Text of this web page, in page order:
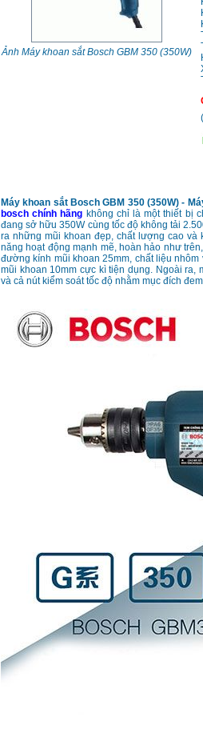
Ảnh Máy khoan sắt Bosch GBM 350 (350W)
(
Máy khoan sắt Bosch GBM 350 (350W) -
bosch chính hãng không chỉ là một thiết bị
đang sở hữu 350W cùng tốc độ không tải
ra những mũi khoan đẹp, chất lượng cao và
năng hoạt động mạnh mẽ, hoàn hảo như
đường kính mũi khoan 25mm, chất liệu
mũi khoan 10mm cực kì tiện dụng. Ngoài ra,
và cả nút kiểm soát tốc độ nhằm mục đích